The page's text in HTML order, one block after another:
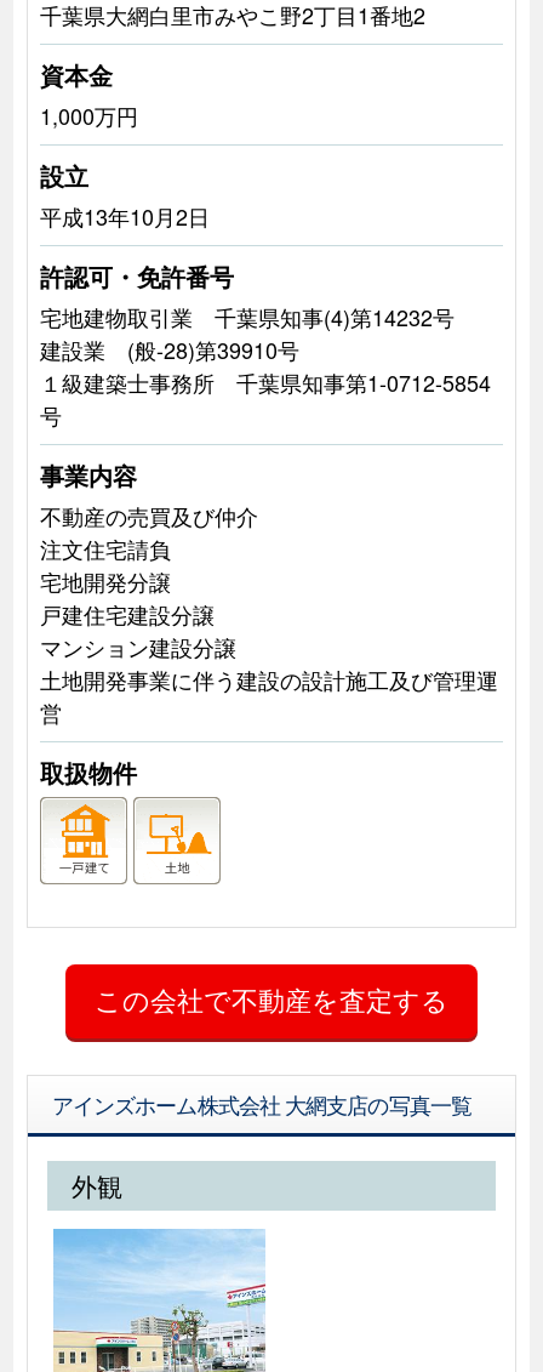
千葉県大網白里市みやこ野2丁目1番地2
資本金
1,000万円
設立
平成13年10月2日
許認可・免許番号
宅地建物取引業 千葉県知事(4)第14232号
建設業 (般-28)第39910号
１級建築士事務所 千葉県知事第1-0712-5854
号
事業内容
不動産の売買及び仲介
注文住宅請負
宅地開発分譲
戸建住宅建設分譲
マンション建設分譲
土地開発事業に伴う建設の設計施工及び管理運
営
取扱物件
アインズホーム株式会社 大網支店の写真一覧
外観